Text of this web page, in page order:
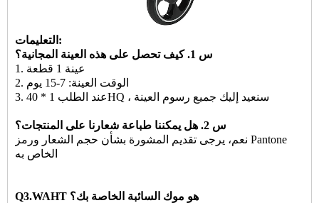
التعليمات:
س 1. كيف تحصل على هذه العينة المجانية؟
1. عينة 1 قطعة
2. الوقت العينة: 7-15 يوم
3. عند الطلب 1 * 40HQ ، سنعيد إليك جميع رسوم العينة
س 2. هل يمكننا طباعة شعارنا على المنتجات؟
نعم، يرجى تقديم المشورة بشأن حجم الشعار ورمز Pantone
الخاص به
Q3.WAHT هو موك السائبة الخاصة بك؟